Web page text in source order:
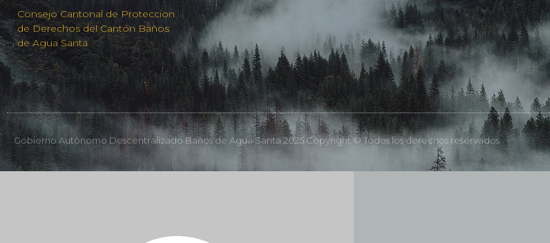
Consejo Cantonal de Proteccion
de Derechos del Cantón Baños
de Agua Santa
Gobierno Autònomo Descentralizado Baños de Agua Santa 2025 Copyright © Todos los derechos reservados